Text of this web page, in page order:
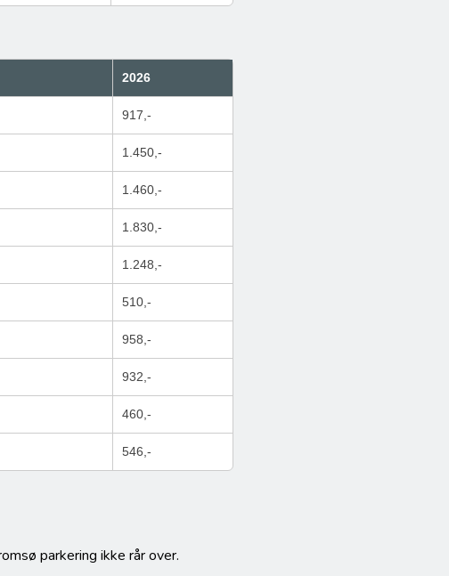
2026
917,-
1.450,-
1.460,-
1.830,-
1.248,-
510,-
958,-
932,-
460,-
546,-
parkering ikke rår over.